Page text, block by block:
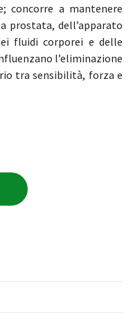
concorre a mantenere
prostata, dell’apparato
fluidi corporei e delle
l’eliminazione
tra sensibilità, forza e